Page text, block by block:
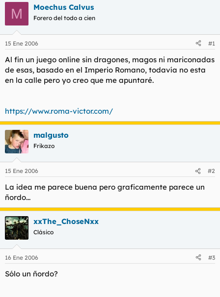
i
c
a
d
o
r
e
l
m
c
a
i
n
c
i
M Moechus Calvus
Forero del todo a cien
15 Ene 2006 #1
Al fin un juego online sin dragones, magos ni mariconadas
de esas, basado en el Imperio Romano, todavía no esta
en la calle pero yo creo que me apuntaré.
https://www.roma-victor.com/
malgusto
Frikazo
15 Ene 2006 #2
La idea me parece buena pero graficamente parece un
ñordo...
xxThe_ChoseNxx
Clásico
16 Ene 2006 #3
Sólo un ñordo?